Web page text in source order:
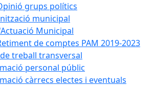
grups polítics
municipal
Municipal
de comptes PAM 2019-2023
treball transversal
personal públic
càrrecs electes i eventuals